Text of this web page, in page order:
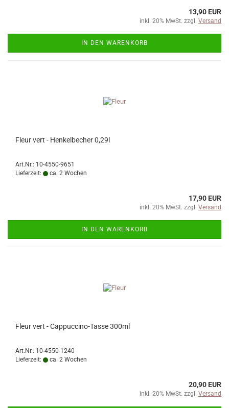
13,90 EUR
inkl. 20% MwSt. zzgl. Versand
IN DEN WARENKORB
Fleur vert - Henkelbecher 0,29l
Art.Nr.: 10-4550-9651
Lieferzeit:
ca. 2 Wochen
17,90 EUR
inkl. 20% MwSt. zzgl. Versand
IN DEN WARENKORB
Fleur vert - Cappuccino-Tasse 300ml
Art.Nr.: 10-4550-1240
Lieferzeit:
ca. 2 Wochen
20,90 EUR
inkl. 20% MwSt. zzgl. Versand